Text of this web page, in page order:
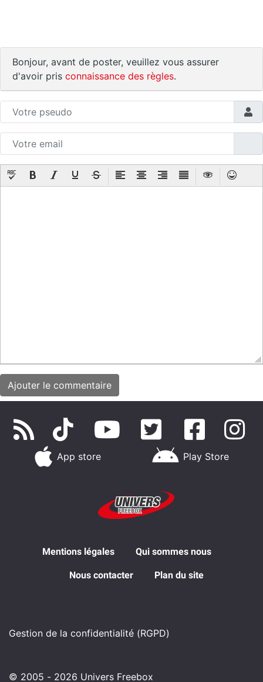
Bonjour, avant de poster, veuillez vous assurer
d'avoir pris connaissance des règles.
App store Play Store
Mentions légales Qui sommes nous
Nous contacter Plan du site
Gestion de la confidentialité (RGPD)
© 2005 - 2026 Univers Freebox